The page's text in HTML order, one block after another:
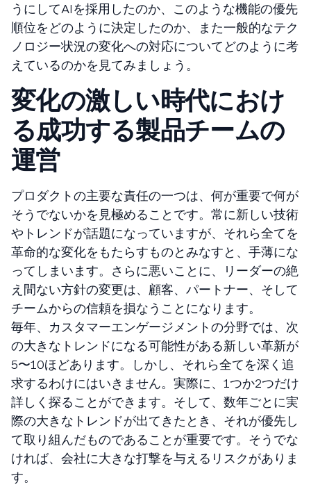
うにしてAIを採用したのか、このような機能の優先
順位をどのように決定したのか、また一般的なテク
ノロジー状況の変化への対応についてどのように考
えているのかを見てみましょう。
変化の激しい時代におけ
る成功する製品チームの
運営
プロダクトの主要な責任の一つは、何が重要で何が
そうでないかを見極めることです。常に新しい技術
やトレンドが話題になっていますが、それら全てを
革命的な変化をもたらすものとみなすと、手薄にな
ってしまいます。さらに悪いことに、リーダーの絶
え間ない方針の変更は、顧客、パートナー、そして
チームからの信頼を損なうことになります。
毎年、カスタマーエンゲージメントの分野では、次
の大きなトレンドになる可能性がある新しい革新が
5〜10ほどあります。しかし、それら全てを深く追
求するわけにはいきません。実際に、1つか2つだけ
詳しく探ることができます。そして、数年ごとに実
際の大きなトレンドが出てきたとき、それが優先し
て取り組んだものであることが重要です。そうでな
ければ、会社に大きな打撃を与えるリスクがありま
す。